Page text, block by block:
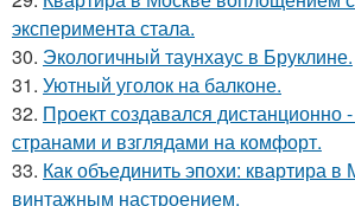
эксперимента стала.
30. Экологичный таунхаус в Бруклине.
31. Уютный уголок на балконе.
32. Проект создавался дистанционно
странами и взглядами на комфорт.
33. Как объединить эпохи: квартира в
винтажным настроением.